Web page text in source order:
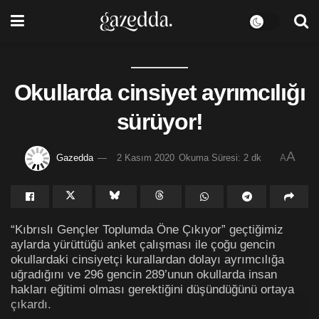
Okullarda cinsiyet ayrımcılığı
sürüyor!
Gazedda 2 Kasım 2020 Okuma Süresi: 2 dk AA
“Kıbrıslı Gençler Toplumda Öne Çıkıyor” geçtiğimiz
aylarda yürüttüğü anket çalışması ile çoğu gencin
okullardaki cinsiyetçi kurallardan dolayı ayrımcılığa
uğradığını ve 296 gencin 289’unun okullarda insan
hakları eğitimi olması gerektiğini düşündüğünü ortaya
çıkardı.